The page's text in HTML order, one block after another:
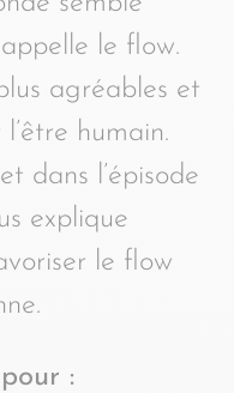
appelle le flow.
agréables et
humain.
dans l’épisode
explique
le flow
: